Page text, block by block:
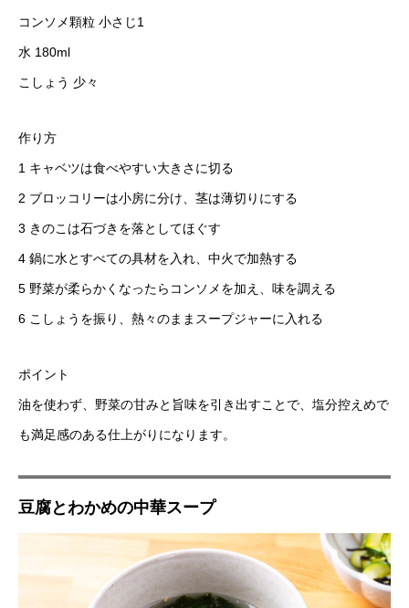
コンソメ顆粒 小さじ1
水 180ml
こしょう 少々
作り方
1 キャベツは食べやすい大きさに切る
2 ブロッコリーは小房に分け、茎は薄切りにする
3 きのこは石づきを落としてほぐす
4 鍋に水とすべての具材を入れ、中火で加熱する
5 野菜が柔らかくなったらコンソメを加え、味を調える
6 こしょうを振り、熱々のままスープジャーに入れる
ポイント
油を使わず、野菜の甘みと旨味を引き出すことで、塩分控えめで
も満足感のある仕上がりになります。
豆腐とわかめの中華スープ